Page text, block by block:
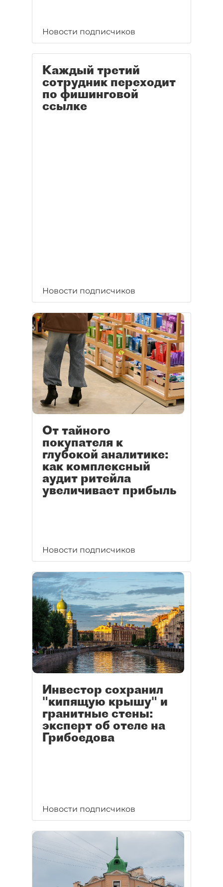
Новости подписчиков
Каждый третий
сотрудник переходит
по фишинговой
ссылке
Новости подписчиков
От тайного
покупателя к
глубокой аналитике:
как комплексный
аудит ритейла
увеличивает прибыль
Новости подписчиков
Инвестор сохранил
"кипящую крышу" и
гранитные стены:
эксперт об отеле на
Грибоедова
Новости подписчиков